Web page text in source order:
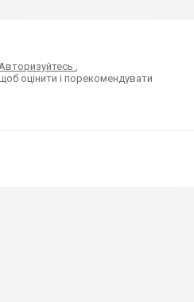
,
оцінити і порекомендувати